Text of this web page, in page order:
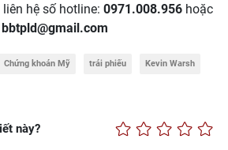
hệ số hotline: 0971.008.956 hoặc
bbtpld@gmail.com
Chứng khoán Mỹ trái phiếu Kevin Warsh
này?